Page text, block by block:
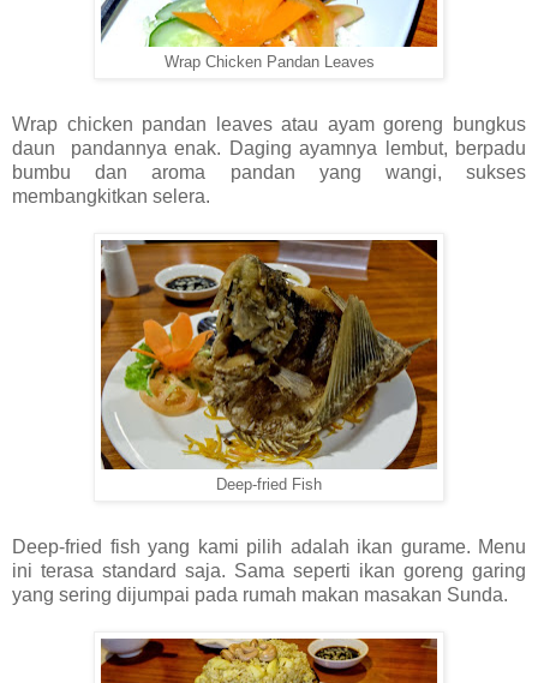
Wrap Chicken Pandan Leaves
Wrap chicken pandan leaves atau ayam goreng bungkus
daun pandannya enak. Daging ayamnya lembut, berpadu
bumbu dan aroma pandan yang wangi, sukses
membangkitkan selera.
Deep-fried Fish
Deep-fried fish yang kami pilih adalah ikan gurame. Menu
ini terasa standard saja. Sama seperti ikan goreng garing
yang sering dijumpai pada rumah makan masakan Sunda.